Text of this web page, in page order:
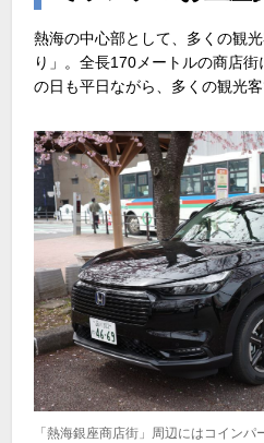
熱海の中心部として、多くの観
り」。全長170メートルの商店
の日も平日ながら、多くの観光
「熱海銀座商店街」周辺にはコイン